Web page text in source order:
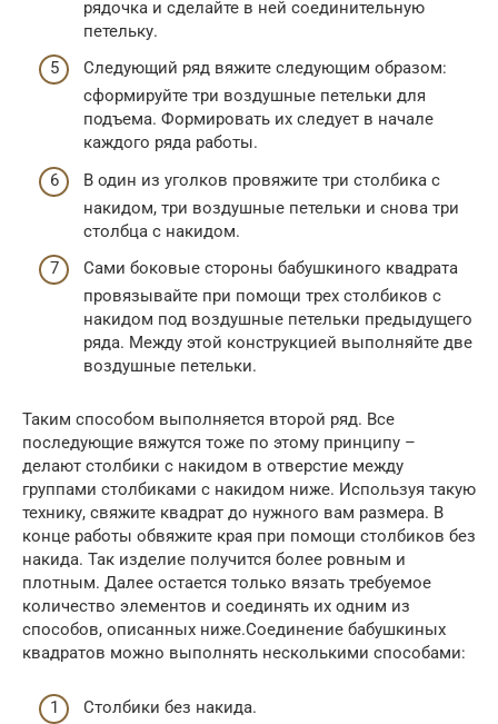
рядочка и сделайте в ней соединительную
петельку.
Следующий ряд вяжите следующим образом:
сформируйте три воздушные петельки для
подъема. Формировать их следует в начале
каждого ряда работы.
В один из уголков провяжите три столбика с
накидом, три воздушные петельки и снова три
столбца с накидом.
Сами боковые стороны бабушкиного квадрата
провязывайте при помощи трех столбиков с
накидом под воздушные петельки предыдущего
ряда. Между этой конструкцией выполняйте две
воздушные петельки.
Таким способом выполняется второй ряд. Все
последующие вяжутся тоже по этому принципу –
делают столбики с накидом в отверстие между
группами столбиками с накидом ниже. Используя такую
технику, свяжите квадрат до нужного вам размера. В
конце работы обвяжите края при помощи столбиков без
накида. Так изделие получится более ровным и
плотным. Далее остается только вязать требуемое
количество элементов и соединять их одним из
способов, описанных ниже.Соединение бабушкиных
квадратов можно выполнять несколькими способами:
Столбики без накида.